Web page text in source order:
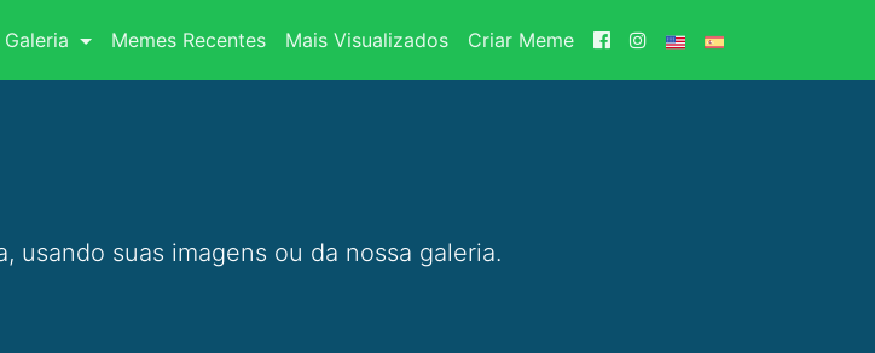
Galeria Memes Recentes Mais Visualizados Criar Meme
usando suas imagens ou da nossa galeria.